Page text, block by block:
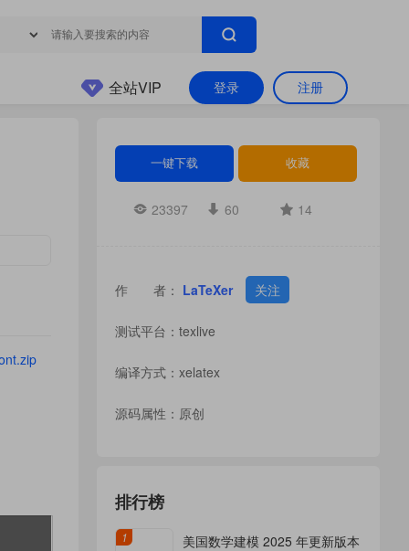
登录 注册
全站VIP
一键下载 收藏
23397 60 14
作 者： LaTeXer 关注
测试平台：texlive
编译方式：xelatex
源码属性：原创
排行榜
1
美国数学建模 2025 年更新版本